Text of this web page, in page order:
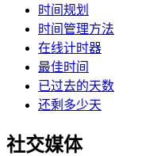
时间规划
时间管理方法
在线计时器
最佳时间
已过去的天数
还剩多少天
社交媒体